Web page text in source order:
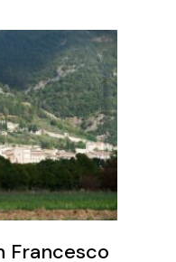
Francesco